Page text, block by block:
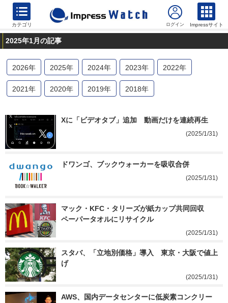
カテゴリ Impressサイト
2025年1月の記事
2026年 2025年 2024年 2023年 2022年
2021年 2020年 2019年 2018年
Xに「ビデオタブ」追加　動画だけを連続再生
(2025/1/31)
ドワンゴ、ブックウォーカーを吸収合併
(2025/1/31)
マック・KFC・タリーズが紙カップ共同回収
ペーパータオルにリサイクル
(2025/1/31)
スタバ、「立地別価格」導入　東京・大阪で値上
げ
(2025/1/31)
AWS、国内データセンターに低炭素コンクリー